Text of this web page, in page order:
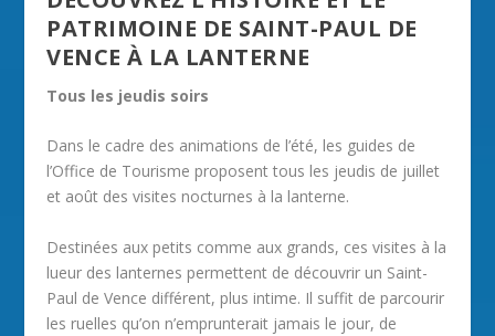
PATRIMOINE DE SAINT-PAUL DE
VENCE À LA LANTERNE
Tous les jeudis soirs
Dans le cadre des animations de l’été, les guides de
l’Office de Tourisme proposent tous les jeudis de juillet
et août des visites nocturnes à la lanterne.
Destinées aux petits comme aux grands, ces visites à la
lueur des lanternes permettent de découvrir un Saint-
Paul de Vence différent, plus intime. Il suffit de parcourir
les ruelles qu’on n’emprunterait jamais le jour, de